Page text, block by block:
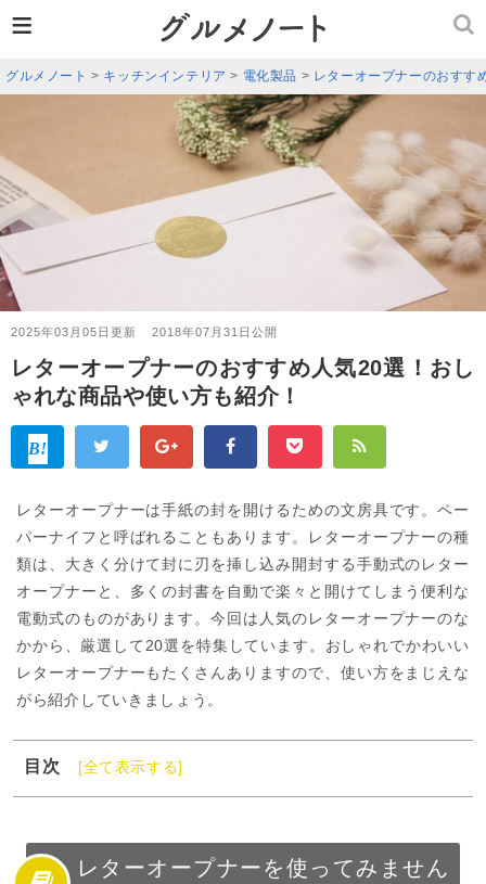
グルメノート > キッチンインテリア > 電化製品 > レターオープナーのおすす
2025年03月05日更新 2018年07月31日公開
レターオープナーのおすすめ人気20選！おし
ゃれな商品や使い方も紹介！
レターオープナーは手紙の封を開けるための文房具です。ペー
パーナイフと呼ばれることもあります。レターオープナーの種
類は、大きく分けて封に刃を挿し込み開封する手動式のレター
オープナーと、多くの封書を自動で楽々と開けてしまう便利な
電動式のものがあります。今回は人気のレターオープナーのな
かから、厳選して20選を特集しています。おしゃれでかわいい
レターオープナーもたくさんありますので、使い方をまじえな
がら紹介していきましょう。
目次
[全て表示する]
1
レターオープナーを使ってみませんか？
3
手動式レターオープナーのおすすめ人気商品
レターオープナーを使ってみません
≡